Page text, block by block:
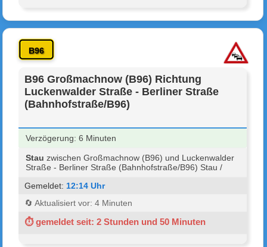
B96
B96 Großmachnow (B96) Richtung
Luckenwalder Straße - Berliner Straße
(Bahnhofstraße/B96)
Verzögerung: 6 Minuten
Stau zwischen Großmachnow (B96) und Luckenwalder
Straße - Berliner Straße (Bahnhofstraße/B96) Stau /
Gemeldet: 12:14 Uhr
🔄 Aktualisiert vor: 4 Minuten
⏱ gemeldet seit: 2 Stunden und 50 Minuten